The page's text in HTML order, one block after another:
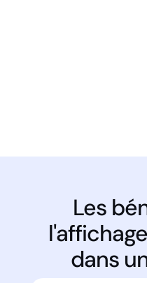
Les
dans